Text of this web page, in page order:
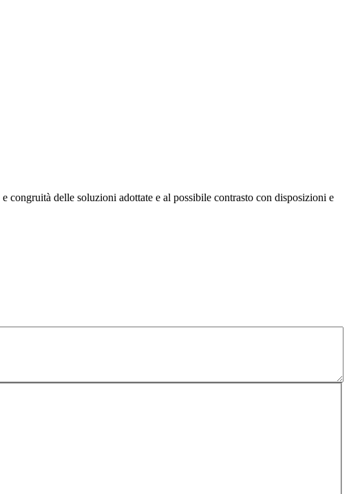
delle soluzioni adottate e al possibile contrasto con disposizioni e